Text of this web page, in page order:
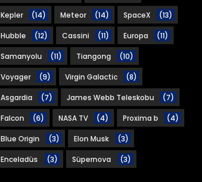
Kepler (14) Meteor (14) SpaceX (13)
Hubble (12) Cassini (11) Europa (11)
Samanyolu (11) Tiangong (10)
Voyager (9) Virgin Galactic (8)
Asgardia (7) James Webb Teleskobu (7)
Falcon (6) NASA TV (4) Proxima b (4)
Blue Origin (3) Elon Musk (3)
Enceladüs (3) Süpernova (3)